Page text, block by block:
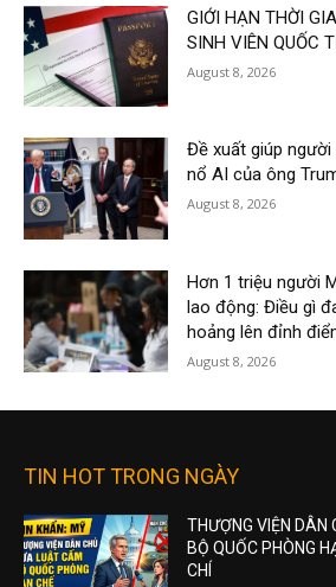
GIỚI HẠN THỜI
SINH VIÊN QUỐC
August 8, 2026
Đề xuất giúp
nổ AI của ông
August 8, 2026
Hơn 1 triệu người
lao động: Điều gì
hoảng lên đỉnh
August 8, 2026
TIN HOT TRONG NGÀY
THƯỢNG VIỆN DÂN
BỘ QUỐC PHÒNG
CHÍ